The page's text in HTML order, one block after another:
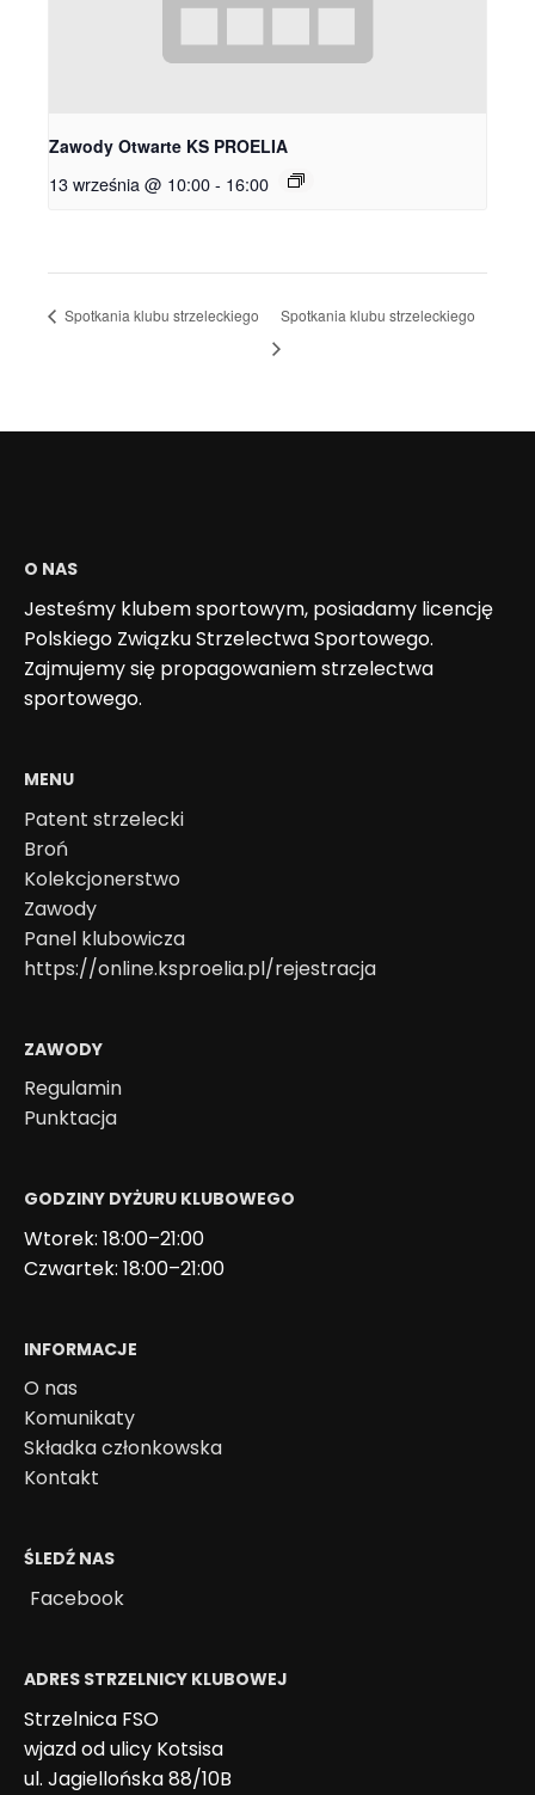
Zawody Otwarte KS PROELIA
13 września @ 10:00- 16:00
Spotkania klubu strzeleckiego Spotkania klubu strzeleckiego
O NAS
Jesteśmy klubem sportowym, posiadamy licencję
Polskiego Związku Strzelectwa Sportowego.
Zajmujemy się propagowaniem strzelectwa
sportowego.
MENU
Patent strzelecki
Broń
Kolekcjonerstwo
Zawody
Panel klubowicza
https://online.ksproelia.pl/rejestracja
ZAWODY
Regulamin
Punktacja
GODZINY DYŻURU KLUBOWEGO
Wtorek: 18:00–21:00
Czwartek: 18:00–21:00
INFORMACJE
O nas
Komunikaty
Składka członkowska
Kontakt
ŚLEDŹ NAS
Facebook
ADRES STRZELNICY KLUBOWEJ
Strzelnica FSO
wjazd od ulicy Kotsisa
ul. Jagiellońska 88/10B